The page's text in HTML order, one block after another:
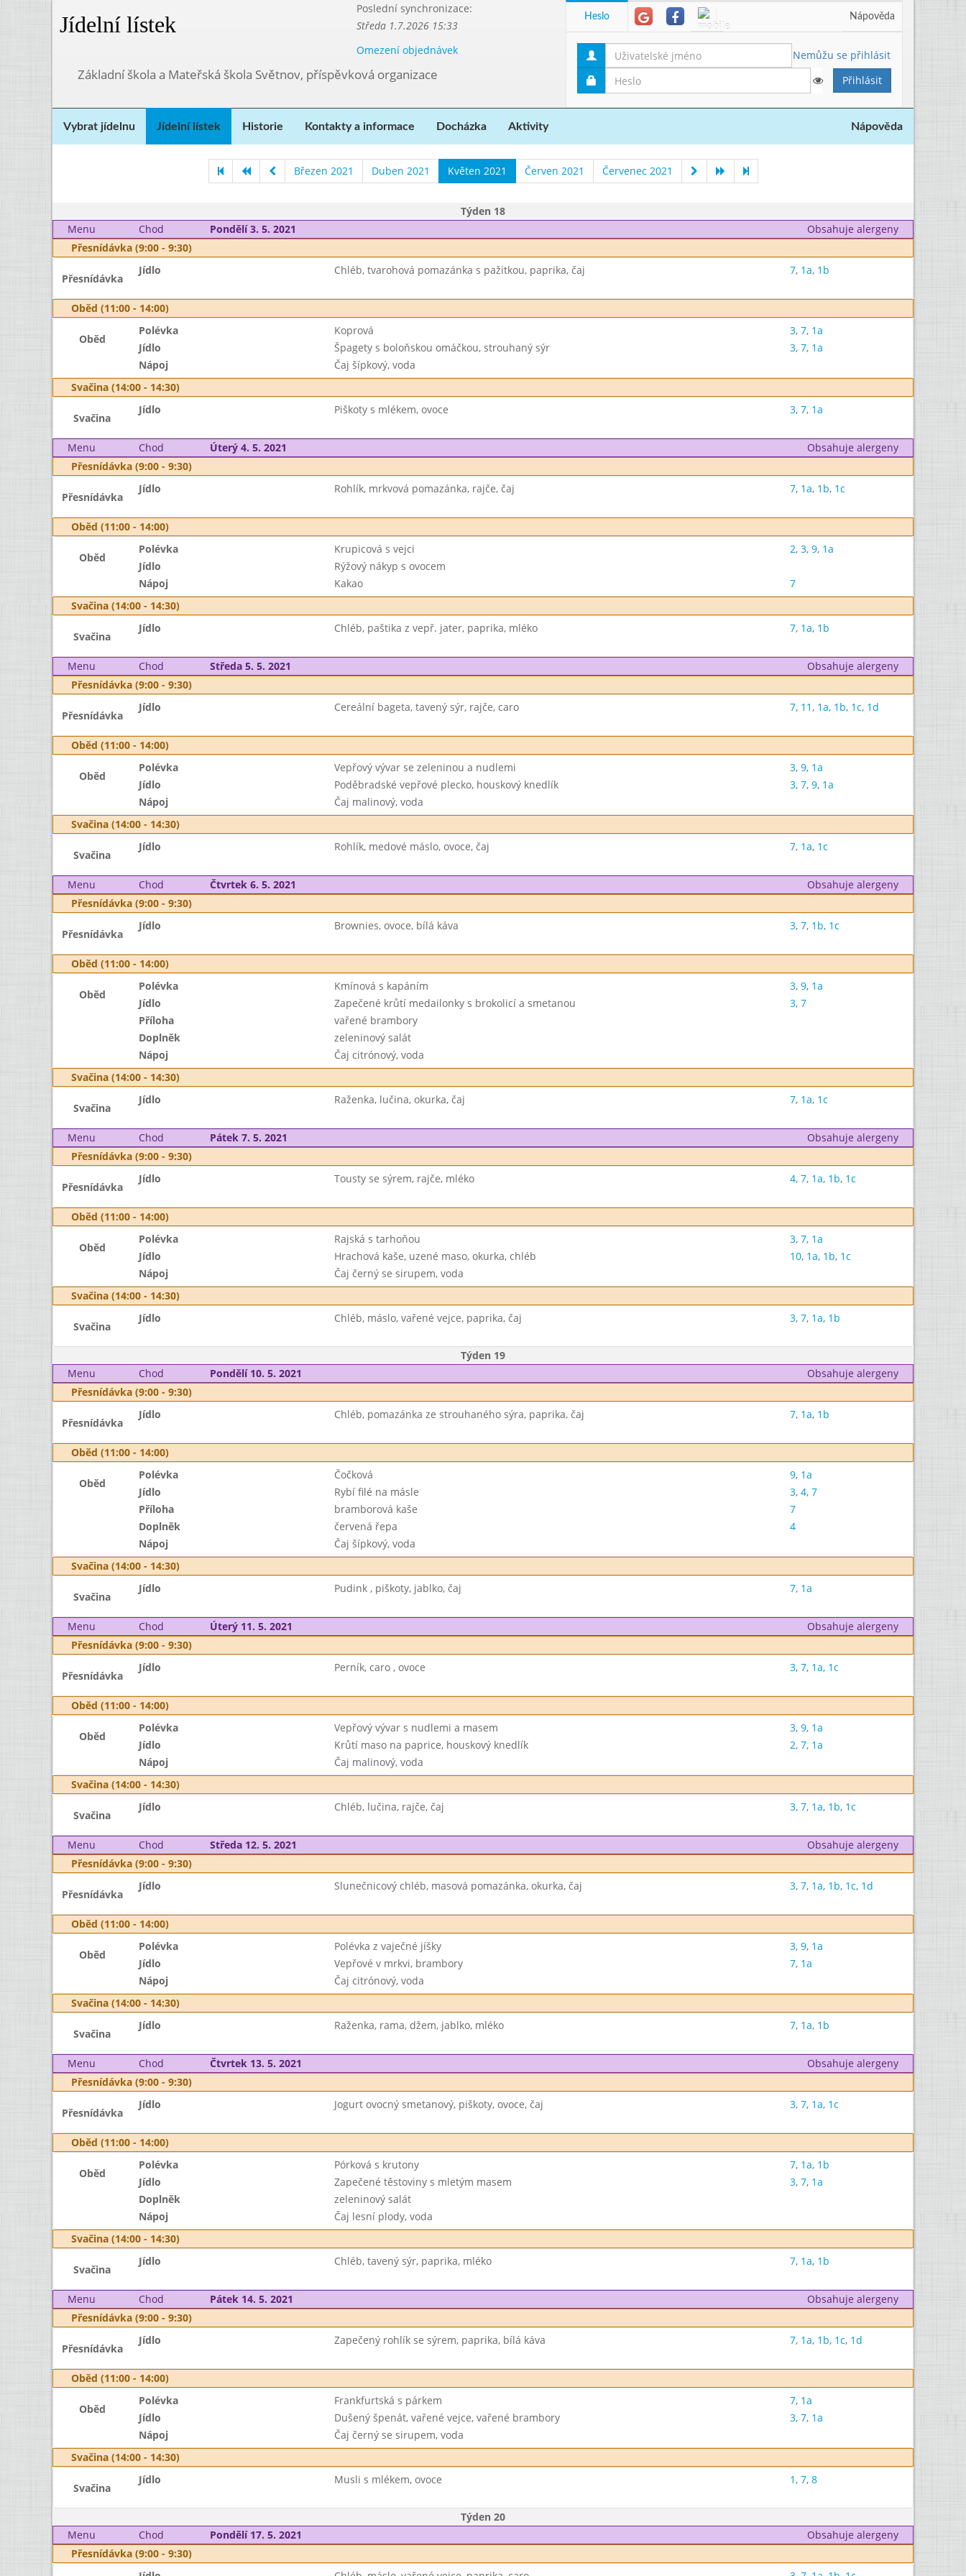
Jídelní lístek
Poslední synchronizace:
Středa 1.7.2026 15:33
Omezení objednávek
Základní škola a Mateřská škola Světnov, příspěvková organizace
Heslo Nápověda
Nemůžu se přihlásit
Vybrat jídelnu Jídelní lístek Historie Kontakty a informace Docházka Aktivity Nápověda
Březen 2021 Duben 2021 Květen 2021 Červen 2021 Červenec 2021
Týden 18
Menu
Chod Pondělí 3. 5. 2021
Obsahuje alergeny
Přesnídávka (9:00 - 9:30)
Přesnídávka
Jídlo Chléb, tvarohová pomazánka s pažitkou, paprika, čaj 7, 1a, 1b
Oběd (11:00 - 14:00)
Oběd
Polévka Koprová 3, 7, 1a
Jídlo
Špagety s boloňskou omáčkou, strouhaný sýr 3, 7, 1a
Nápoj
Čaj šípkový, voda
Svačina (14:00 - 14:30)
Svačina
Jídlo Piškoty s mlékem, ovoce 3, 7, 1a
Menu Chod Úterý 4. 5. 2021
Obsahuje alergeny
Přesnídávka (9:00 - 9:30)
Přesnídávka
Jídlo Rohlík, mrkvová pomazánka, rajče, čaj 7, 1a, 1b, 1c
Oběd (11:00 - 14:00)
Oběd
Polévka Krupicová s vejci 2, 3, 9, 1a
Jídlo
Rýžový nákyp s ovocem
Nápoj
Kakao
7
Svačina (14:00 - 14:30)
Svačina
Jídlo Chléb, paštika z vepř. jater, paprika, mléko 7, 1a, 1b
Menu Chod Středa 5. 5. 2021
Obsahuje alergeny
Přesnídávka (9:00 - 9:30)
Přesnídávka
Jídlo Cereální bageta, tavený sýr, rajče, caro 7, 11, 1a, 1b, 1c, 1d
Oběd (11:00 - 14:00)
Oběd
Polévka Vepřový vývar se zeleninou a nudlemi 3, 9, 1a
Jídlo
Poděbradské vepřové plecko, houskový knedlík 3, 7, 9, 1a
Nápoj
Čaj malinový, voda
Svačina (14:00 - 14:30)
Svačina
Jídlo Rohlík, medové máslo, ovoce, čaj 7, 1a, 1c
Menu Chod Čtvrtek 6. 5. 2021
Obsahuje alergeny
Přesnídávka (9:00 - 9:30)
Přesnídávka
Jídlo Brownies, ovoce, bílá káva 3, 7, 1b, 1c
Oběd (11:00 - 14:00)
Oběd
Polévka Kmínová s kapáním 3, 9, 1a
Jídlo
Zapečené krůtí medailonky s brokolicí a smetanou 3, 7
Příloha
vařené brambory
Doplněk
zeleninový salát
Nápoj
Čaj citrónový, voda
Svačina (14:00 - 14:30)
Svačina
Jídlo Raženka, lučina, okurka, čaj 7, 1a, 1c
Menu Chod Pátek 7. 5. 2021
Obsahuje alergeny
Přesnídávka (9:00 - 9:30)
Přesnídávka
Jídlo Tousty se sýrem, rajče, mléko 4, 7, 1a, 1b, 1c
Oběd (11:00 - 14:00)
Oběd
Polévka Rajská s tarhoňou 3, 7, 1a
Jídlo
Hrachová kaše, uzené maso, okurka, chléb 10, 1a, 1b, 1c
Nápoj
Čaj černý se sirupem, voda
Svačina (14:00 - 14:30)
Svačina
Jídlo Chléb, máslo, vařené vejce, paprika, čaj 3, 7, 1a, 1b
Týden 19
Menu
Chod Pondělí 10. 5. 2021
Obsahuje alergeny
Přesnídávka (9:00 - 9:30)
Přesnídávka
Jídlo Chléb, pomazánka ze strouhaného sýra, paprika, čaj 7, 1a, 1b
Oběd (11:00 - 14:00)
Oběd
Polévka Čočková 9, 1a
Jídlo
Rybí filé na másle 3, 4, 7
Příloha
bramborová kaše
7
Doplněk
červená řepa
4
Nápoj
Čaj šípkový, voda
Svačina (14:00 - 14:30)
Svačina
Jídlo Pudink , piškoty, jablko, čaj 7, 1a
Menu Chod Úterý 11. 5. 2021
Obsahuje alergeny
Přesnídávka (9:00 - 9:30)
Přesnídávka
Jídlo Perník, caro , ovoce 3, 7, 1a, 1c
Oběd (11:00 - 14:00)
Oběd
Polévka Vepřový vývar s nudlemi a masem 3, 9, 1a
Jídlo
Krůtí maso na paprice, houskový knedlík 2, 7, 1a
Nápoj
Čaj malinový, voda
Svačina (14:00 - 14:30)
Svačina
Jídlo Chléb, lučina, rajče, čaj 3, 7, 1a, 1b, 1c
Menu Chod Středa 12. 5. 2021
Obsahuje alergeny
Přesnídávka (9:00 - 9:30)
Přesnídávka
Jídlo Slunečnicový chléb, masová pomazánka, okurka, čaj 3, 7, 1a, 1b, 1c, 1d
Oběd (11:00 - 14:00)
Oběd
Polévka Polévka z vaječné jíšky 3, 9, 1a
Jídlo
Vepřové v mrkvi, brambory 7, 1a
Nápoj
Čaj citrónový, voda
Svačina (14:00 - 14:30)
Svačina
Jídlo Raženka, rama, džem, jablko, mléko 7, 1a, 1b
Menu Chod Čtvrtek 13. 5. 2021
Obsahuje alergeny
Přesnídávka (9:00 - 9:30)
Přesnídávka
Jídlo Jogurt ovocný smetanový, piškoty, ovoce, čaj 3, 7, 1a, 1c
Oběd (11:00 - 14:00)
Oběd
Polévka Pórková s krutony 7, 1a, 1b
Jídlo
Zapečené těstoviny s mletým masem 3, 7, 1a
Doplněk
zeleninový salát
Nápoj
Čaj lesní plody, voda
Svačina (14:00 - 14:30)
Svačina
Jídlo Chléb, tavený sýr, paprika, mléko 7, 1a, 1b
Menu Chod Pátek 14. 5. 2021
Obsahuje alergeny
Přesnídávka (9:00 - 9:30)
Přesnídávka
Jídlo Zapečený rohlík se sýrem, paprika, bílá káva 7, 1a, 1b, 1c, 1d
Oběd (11:00 - 14:00)
Oběd
Polévka Frankfurtská s párkem 7, 1a
Jídlo
Dušený špenát, vařené vejce, vařené brambory 3, 7, 1a
Nápoj
Čaj černý se sirupem, voda
Svačina (14:00 - 14:30)
Svačina
Jídlo Musli s mlékem, ovoce 1, 7, 8
Týden 20
Menu
Chod Pondělí 17. 5. 2021
Obsahuje alergeny
Přesnídávka (9:00 - 9:30)